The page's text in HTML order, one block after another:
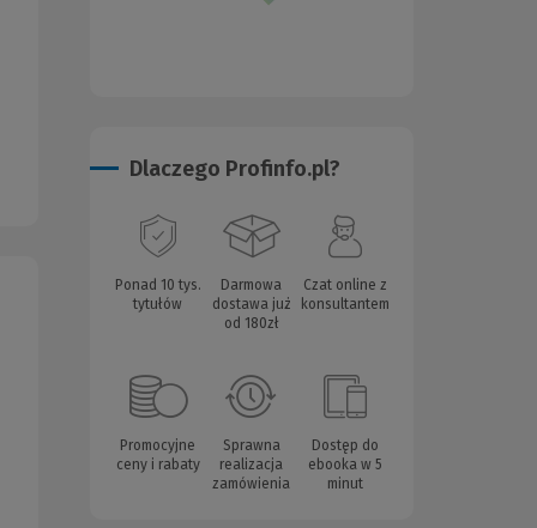
Dlaczego Profinfo.pl?
Ponad 10 tys.
tytułów
Darmowa
dostawa już
od 180zł
Czat online z
konsultantem
Promocyjne
ceny i rabaty
Sprawna
realizacja
zamówienia
Dostęp do
ebooka w 5
minut